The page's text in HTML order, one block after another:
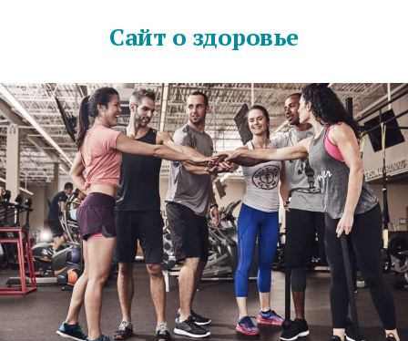
Сайт о здоровье